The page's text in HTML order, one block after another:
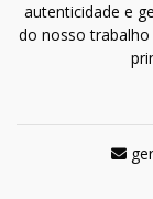
autenticidade e
do nosso